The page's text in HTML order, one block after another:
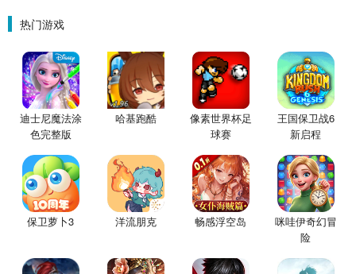
热门游戏
迪士尼魔法涂
色完整版
哈基跑酷
像素世界杯足
球赛
王国保卫战6
新启程
保卫萝卜3 洋流朋克 畅感浮空岛
咪哇伊奇幻冒
险